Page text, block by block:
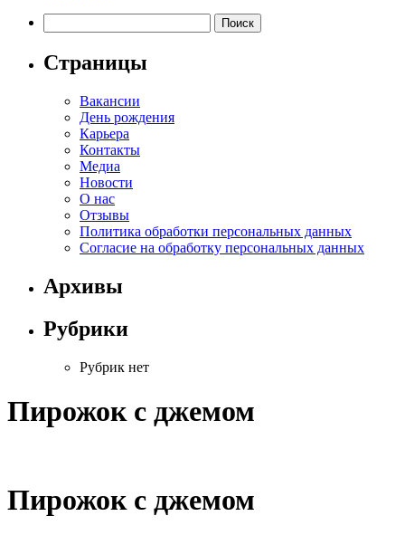
Страницы
Вакансии
День рождения
Карьера
Контакты
Медиа
Новости
О нас
Отзывы
Политика обработки персональных данных
Согласие на обработку персональных данных
Архивы
Рубрики
Рубрик нет
Пирожок с джемом
Пирожок с джемом